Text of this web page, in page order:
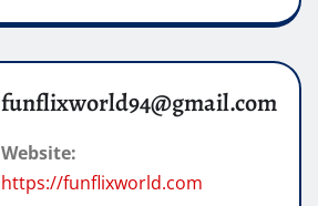
funflixworld94@gmail.com
Website:
https://funflixworld.com